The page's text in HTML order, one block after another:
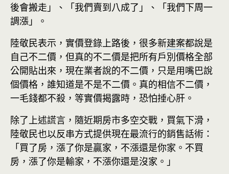
後會搬走」、「我們賣到八成了」、「我們下周一
調漲」。
陸敬民表示，實價登錄上路後，很多新建案都說是
自己不二價，但真的不二價是把所有戶別價格全部
公開貼出來，現在業者說的不二價，只是用嘴巴說
個價格，誰知道是不是不二價。真的相信不二價，
一毛錢都不殺，等實價揭露時，恐怕捶心肝。
除了上述謊言，隨近期房市多空交戰，買氣下滑，
陸敬民也以反串方式提供現在最流行的銷售話術：
「買了房，漲了你是贏家，不漲還是你家。不買
房，漲了你是輸家，不漲你還是沒家。」